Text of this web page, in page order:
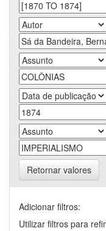
Retornar valores
Adicionar filtros:
Utilizar filtros para